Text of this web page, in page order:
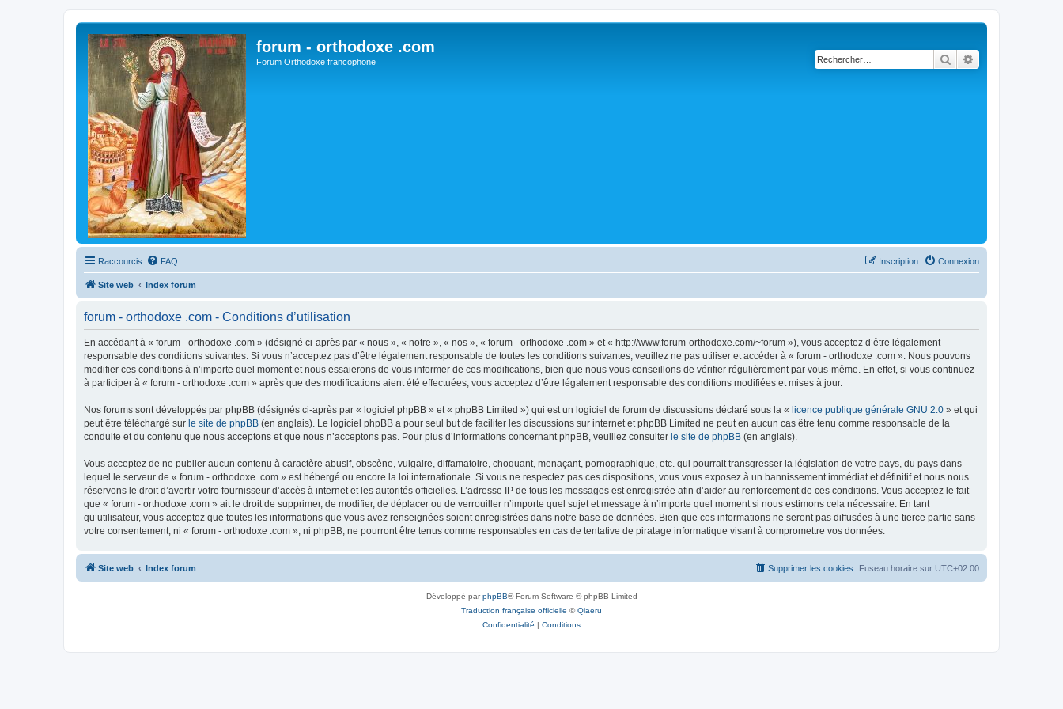
forum - orthodoxe .com
Forum Orthodoxe francophone Rechercher
Raccourcis FAQ Connexion
Inscription
Site web Index forum
forum - orthodoxe .com - Conditions d’utilisation
En accédant à « forum - orthodoxe .com » (désigné ci-après par « nous », « notre », « nos », « forum - orthodoxe .com » et « http://www.forum-orthodoxe.com/~forum »), vous acceptez d’être légalement
responsable des conditions suivantes. Si vous n’acceptez pas d’être légalement responsable de toutes les conditions suivantes, veuillez ne pas utiliser et accéder à « forum - orthodoxe .com ». Nous pouvons
modifier ces conditions à n’importe quel moment et nous essaierons de vous informer de ces modifications, bien que nous vous conseillons de vérifier régulièrement par vous-même. En effet, si vous continuez
à participer à « forum - orthodoxe .com » après que des modifications aient été effectuées, vous acceptez d’être légalement responsable des conditions modifiées et mises à jour.
Nos forums sont développés par phpBB (désignés ci-après par « logiciel phpBB » et « phpBB Limited ») qui est un logiciel de forum de discussions déclaré sous la « licence publique générale GNU 2.0 » et qui
peut être téléchargé sur le site de phpBB (en anglais). Le logiciel phpBB a pour seul but de faciliter les discussions sur internet et phpBB Limited ne peut en aucun cas être tenu comme responsable de la
conduite et du contenu que nous acceptons et que nous n’acceptons pas. Pour plus d’informations concernant phpBB, veuillez consulter le site de phpBB (en anglais).
Vous acceptez de ne publier aucun contenu à caractère abusif, obscène, vulgaire, diffamatoire, choquant, menaçant, pornographique, etc. qui pourrait transgresser la législation de votre pays, du pays dans
lequel le serveur de « forum - orthodoxe .com » est hébergé ou encore la loi internationale. Si vous ne respectez pas ces dispositions, vous vous exposez à un bannissement immédiat et définitif et nous nous
réservons le droit d’avertir votre fournisseur d’accès à internet et les autorités officielles. L’adresse IP de tous les messages est enregistrée afin d’aider au renforcement de ces conditions. Vous acceptez le fait
que « forum - orthodoxe .com » ait le droit de supprimer, de modifier, de déplacer ou de verrouiller n’importe quel sujet et message à n’importe quel moment si nous estimons cela nécessaire. En tant
qu’utilisateur, vous acceptez que toutes les informations que vous avez renseignées soient enregistrées dans notre base de données. Bien que ces informations ne seront pas diffusées à une tierce partie sans
votre consentement, ni « forum - orthodoxe .com », ni phpBB, ne pourront être tenus comme responsables en cas de tentative de piratage informatique visant à compromettre vos données.
Site web Index forum Fuseau horaire sur UTC+02:00
Supprimer les cookies
Développé parphpBB® Forum Software © phpBB Limited
Traduction française officielle ©Qiaeru
Confidentialité | Conditions